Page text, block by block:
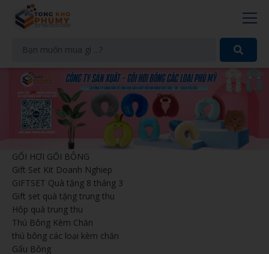
GỐI HƠI GỐI BÔNG
Gift Set Kit Doanh Nghiep
GIFTSET Quà tặng 8 tháng 3
Gift set quà tặng trung thu
Hôp quà trung thu
Thú Bông Kèm Chăn
thú bông các loại kèm chăn
Gấu Bông